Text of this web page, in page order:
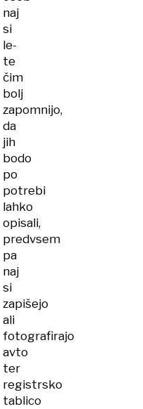
naj
si
le-
te
čim
bolj
zapomnijo,
da
jih
bodo
po
potrebi
lahko
opisali,
predvsem
pa
naj
si
zapišejo
ali
fotografirajo
avto
ter
registrsko
tablico